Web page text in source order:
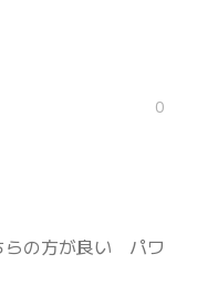
0
らの方が良い パワ